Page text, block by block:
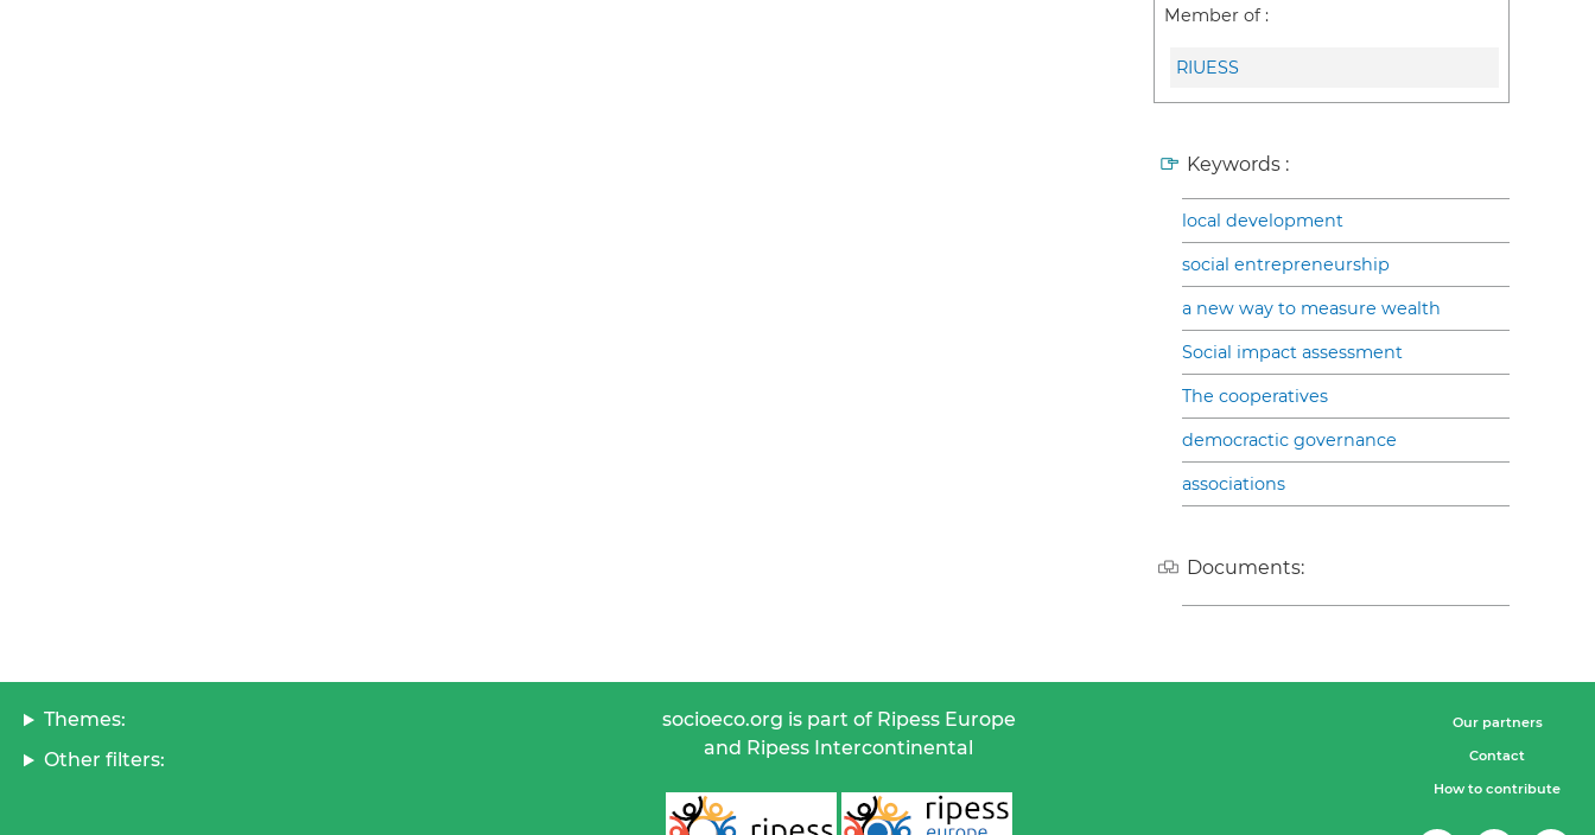
Member of :
RIUESS
Keywords :
local development
social entrepreneurship
a new way to measure wealth
Social impact assessment
The cooperatives
democractic governance
associations
Documents:
Themes:
Other filters:
socioeco.org is part of Ripess Europe
and Ripess Intercontinental
Our partners
Contact
How to contribute